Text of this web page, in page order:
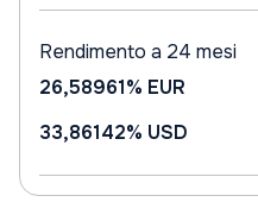
Rendimento a 24 mesi
26,58961% EUR
33,86142% USD